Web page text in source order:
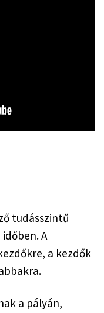
tudásszintű
A
a kezdők
a pályán,